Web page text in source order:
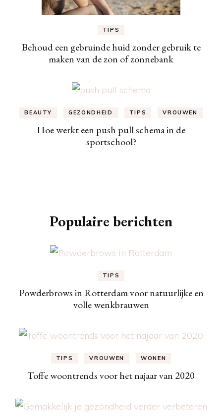
TIPS
Behoud een gebruinde huid zonder gebruik te
maken van de zon of zonnebank
BEAUTY GEZONDHEID TIPS VROUWEN
Hoe werkt een push pull schema in de
sportschool?
Populaire berichten
TIPS
Powderbrows in Rotterdam voor natuurlijke en
volle wenkbrauwen
TIPS VROUWEN WONEN
Toffe woontrends voor het najaar van 2020